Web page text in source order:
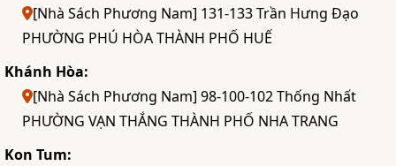
[Nhà Sách Phương Nam] 131-133 Trần Hưng Đạo
PHƯỜNG PHÚ HÒA THÀNH PHỐ HUẾ
Khánh Hòa:
[Nhà Sách Phương Nam] 98-100-102 Thống Nhất
PHƯỜNG VẠN THẮNG THÀNH PHỐ NHA TRANG
Kon Tum: